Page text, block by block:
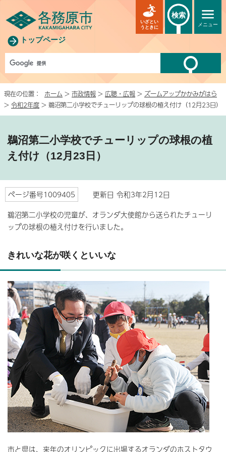
トップページ
メニュー
いざとい
うときに
検索
現在の位置： ホーム > 市政情報 > 広聴・広報 > ズームアップかかみがはら
> 令和2年度 > 鵜沼第二小学校でチューリップの球根の植え付け（12月23日）
鵜沼第二小学校でチューリップの球根の植
え付け（12月23日）
ページ番号1009405
更新日 令和3年2月12日
鵜沼第二小学校の児童が、オランダ大使館から送られたチューリ
ップの球根の植え付けを行いました。
きれいな花が咲くといいな
市と県は、来年のオリンピックに出場するオランダのホストタウ